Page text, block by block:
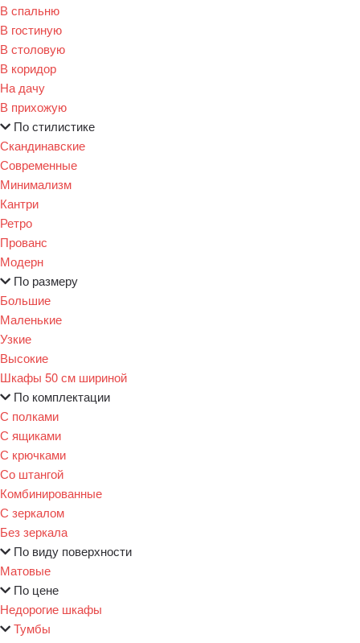
В спальню
В гостиную
В столовую
В коридор
На дачу
В прихожую
По стилистике
Скандинавские
Современные
Минимализм
Кантри
Ретро
Прованс
Модерн
По размеру
Большие
Маленькие
Узкие
Высокие
Шкафы 50 см шириной
По комплектации
С полками
С ящиками
С крючками
Со штангой
Комбинированные
С зеркалом
Без зеркала
По виду поверхности
Матовые
По цене
Недорогие шкафы
Тумбы